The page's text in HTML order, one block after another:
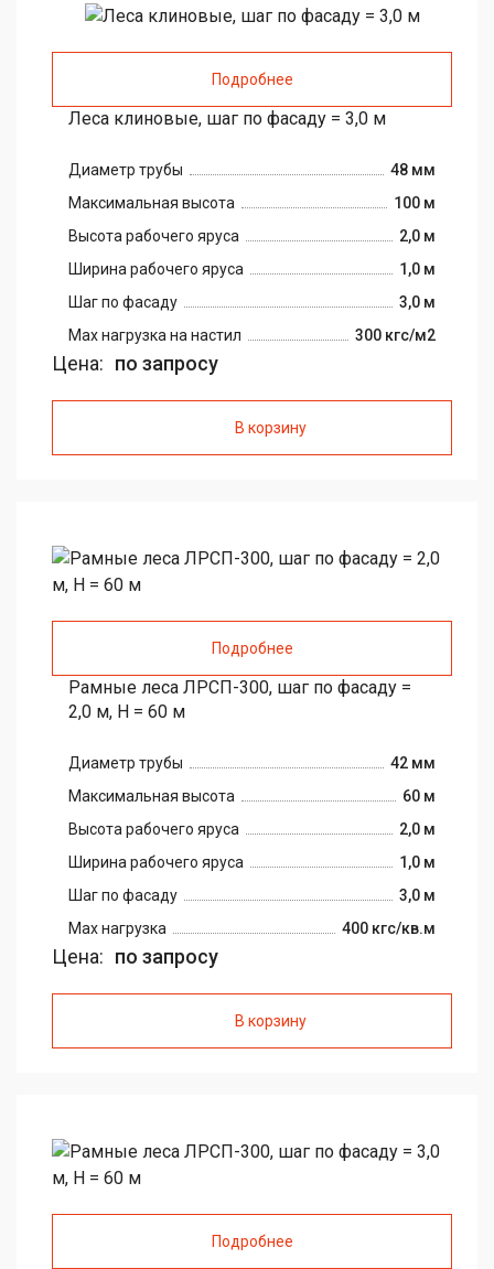
Подробнее
Леса клиновые, шаг по фасаду = 3,0 м
Диаметр трубы
48 мм
Максимальная высота
100 м
Высота рабочего яруса
2,0 м
Ширина рабочего яруса
1,0 м
Шаг по фасаду
3,0 м
Max нагрузка на настил
300 кгс/м2
Цена: по запросу
В корзину
Подробнее
Рамные леса ЛРСП-300, шаг по фасаду =
2,0 м, H = 60 м
Диаметр трубы
42 мм
Максимальная высота
60 м
Высота рабочего яруса
2,0 м
Ширина рабочего яруса
1,0 м
Шаг по фасаду
3,0 м
Max нагрузка
400 кгс/кв.м
Цена: по запросу
В корзину
Подробнее